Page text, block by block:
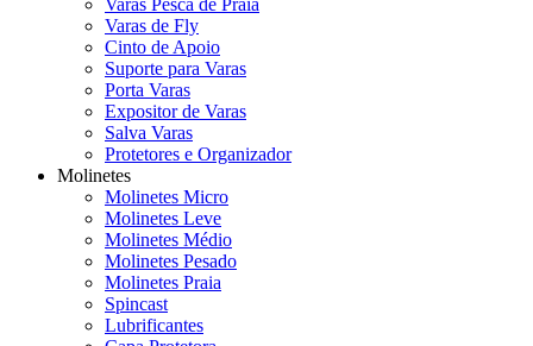
Varas Pesca de Praia
Varas de Fly
Cinto de Apoio
Suporte para Varas
Porta Varas
Expositor de Varas
Salva Varas
Protetores e Organizador
Molinetes
Molinetes Micro
Molinetes Leve
Molinetes Médio
Molinetes Pesado
Molinetes Praia
Spincast
Lubrificantes